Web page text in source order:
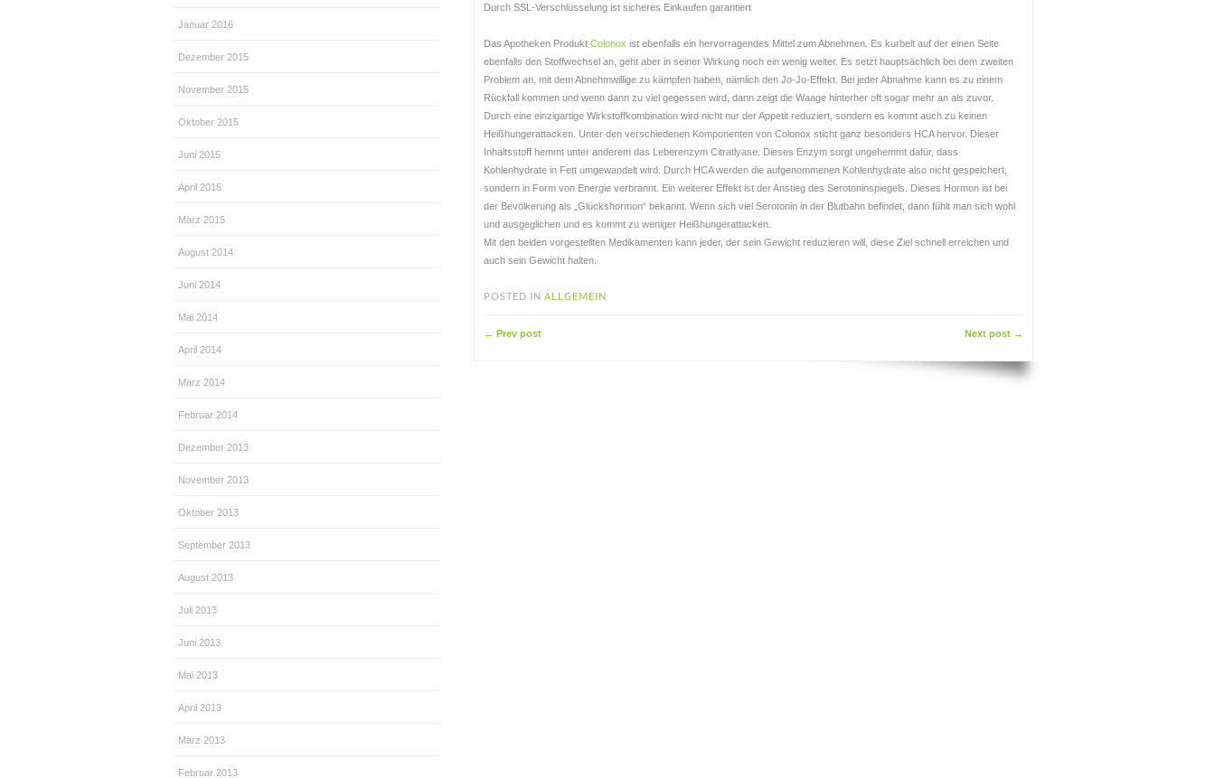
Durch SSL-Verschlüsselung ist sicheres Einkaufen garantiert
Das Apotheken ProduktColonox ist ebenfalls ein hervorragendes Mittel zum Abnehmen. Es kurbelt auf der einen Seite
ebenfalls den Stoffwechsel an, geht aber in seiner Wirkung noch ein wenig weiter. Es setzt hauptsächlich bei dem zweiten
Problem an, mit dem Abnehmwillige zu kämpfen haben, nämlich den Jo-Jo-Effekt. Bei jeder Abnahme kann es zu einem
Rückfall kommen und wenn dann zu viel gegessen wird, dann zeigt die Waage hinterher oft sogar mehr an als zuvor.
Durch eine einzigartige Wirkstoffkombination wird nicht nur der Appetit reduziert, sondern es kommt auch zu keinen
Heißhungerattacken. Unter den verschiedenen Komponenten von Colonox sticht ganz besonders HCA hervor. Dieser
Inhaltsstoff hemmt unter anderem das Leberenzym Citratlyase. Dieses Enzym sorgt ungehemmt dafür, dass
Kohlenhydrate in Fett umgewandelt wird. Durch HCA werden die aufgenommenen Kohlenhydrate also nicht gespeichert,
sondern in Form von Energie verbrannt. Ein weiterer Effekt ist der Anstieg des Serotoninspiegels. Dieses Hormon ist bei
der Bevölkerung als „Glückshormon“ bekannt. Wenn sich viel Serotonin in der Blutbahn befindet, dann fühlt man sich wohl
und ausgeglichen und es kommt zu weniger Heißhungerattacken.
Mit den beiden vorgestellten Medikamenten kann jeder, der sein Gewicht reduzieren will, diese Ziel schnell erreichen und
auch sein Gewicht halten.
POSTED IN ALLGEMEIN
← Prev post Next post →
Januar 2016
Dezember 2015
November 2015
Oktober 2015
Juni 2015
April 2015
März 2015
August 2014
Juni 2014
Mai 2014
April 2014
März 2014
Februar 2014
Dezember 2013
November 2013
Oktober 2013
September 2013
August 2013
Juli 2013
Juni 2013
Mai 2013
April 2013
März 2013
Februar 2013